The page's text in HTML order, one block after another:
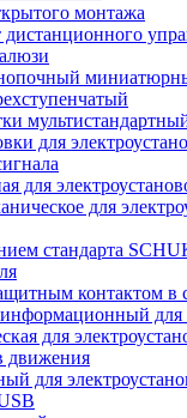
монтажа
для
для
для
стандарта
контактом в
для
для
движения
для